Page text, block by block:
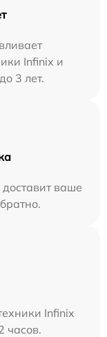
Infinix и
3 лет.
ваше
Infinix
часов.